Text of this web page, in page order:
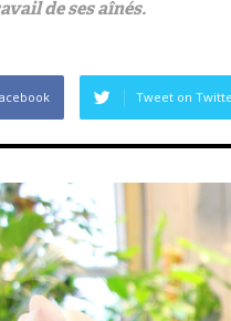
de ses aînés.
Tweet on